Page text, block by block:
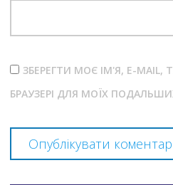
ЗБЕРЕГТИ МОЄ ІМ'Я, E-
БРАУЗЕРІ ДЛЯ МОЇХ